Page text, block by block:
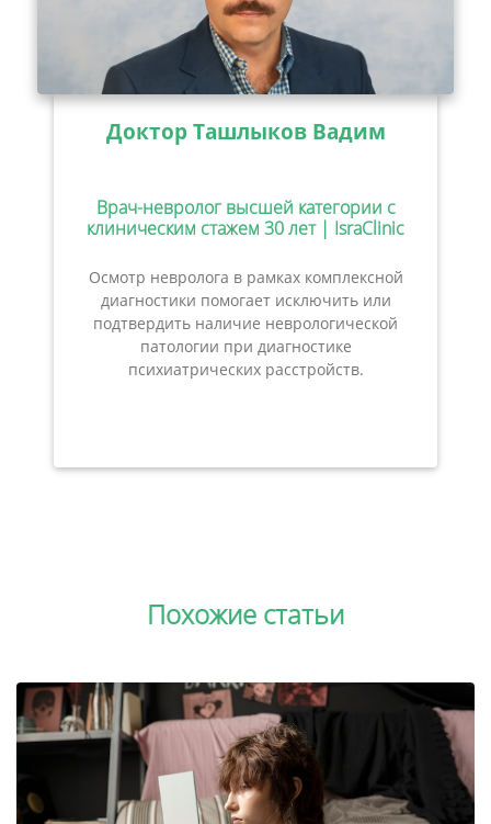
Доктор Ташлыков Вадим
Врач-невролог высшей категории с
клиническим стажем 30 лет | IsraClinic
Осмотр невролога в рамках комплексной
диагностики помогает исключить или
подтвердить наличие неврологической
патологии при диагностике
психиатрических расстройств.
Похожие статьи